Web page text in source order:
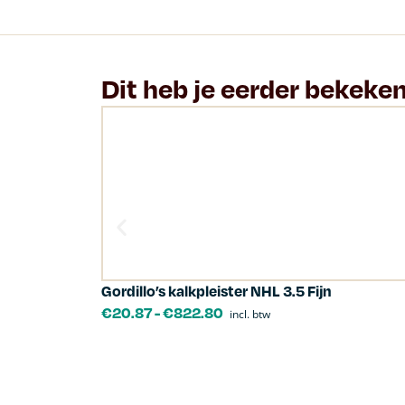
Dit heb je eerder
Gordillo’s kalkpleister NHL 3.5 Fijn
€20.87-€822.80 incl. btw